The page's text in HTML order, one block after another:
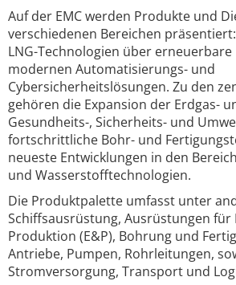
Auf der EMC werden Produkte und
verschiedenen Bereichen
LNG-Technologien über
modernen Automatisierungs- und
Cybersicherheitslösungen. Zu den
gehören die Expansion der Erdgas-
Gesundheits-, Sicherheits- und
fortschrittliche Bohr- und
neueste Entwicklungen in den
und Wasserstofftechnologien.
Die Produktpalette umfasst unter
Schiffsausrüstung, Ausrüstungen
Produktion (E&P), Bohrung und
Antriebe, Pumpen, Rohrleitungen,
Stromversorgung, Transport und